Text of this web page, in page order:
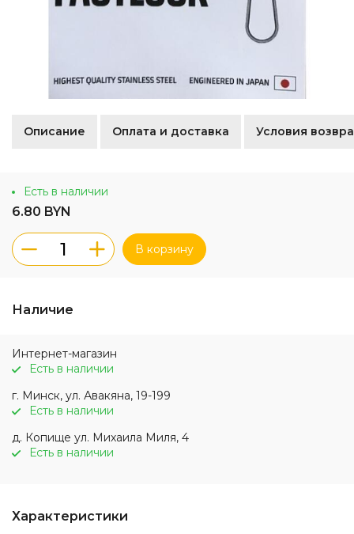
Описание Оплата и доставка Условия
Есть в наличии
6.80 BYN
В корзину
Наличие
Интернет-магазин
Есть в наличии
г. Минск, ул. Авакяна, 19-199
Есть в наличии
д. Копище ул. Михаила Миля, 4
Есть в наличии
Характеристики